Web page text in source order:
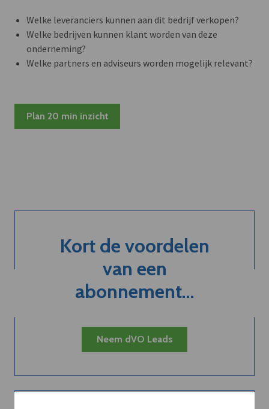
Welke leveranciers kunnen aan dit bedrijf verkopen?
Welke bedrijven kunnen klant worden van deze
onderneming?
Welke partners en adviseurs worden mogelijk relevant?
Plan 20 min inzicht
Kort de voordelen
van een
abonnement...
Neem dVO Leads